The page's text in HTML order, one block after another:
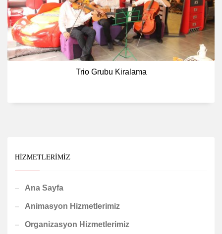
Trio Grubu Kiralama
HIZMETLERIMIZ
Ana Sayfa
Animasyon Hizmetlerimiz
Organizasyon Hizmetlerimiz